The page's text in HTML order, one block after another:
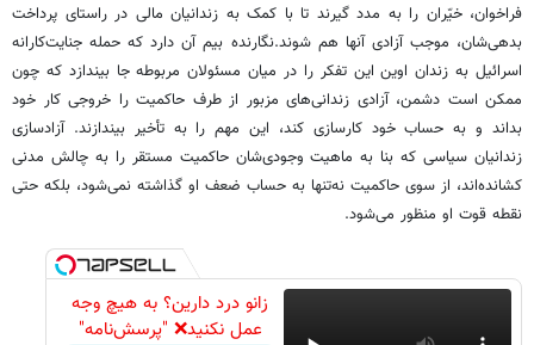
فراخوان، خیّران را به مدد گیرند تا با کمک به زندانیان مالی در راستای پرداخت
بدهی‌شان، موجب آزادی آنها هم شوند.نگارنده بیم آن دارد که حمله جنایت‌کارانه
اسرائیل به زندان اوین این تفکر را در میان مسئولان مربوطه جا بیندازد که چون
ممکن است دشمن، آزادی زندانی‌های مزبور از طرف حاکمیت را خروجی کار خود
بداند و به حساب خود کارسازی کند، این مهم را به تأخیر بیندازند. آزادسازی
زندانیان سیاسی که بنا به ماهیت وجودی‌شان حاکمیت مستقر را به چالش مدنی
کشانده‌اند، از سوی حاکمیت نه‌تنها به حساب ضعف او گذاشته نمی‌شود، بلکه حتی
نقطه قوت او منظور می‌شود.
زانو درد دارین؟ به هیچ وجه
عمل نکنید❌ "پرسش‌نامه"